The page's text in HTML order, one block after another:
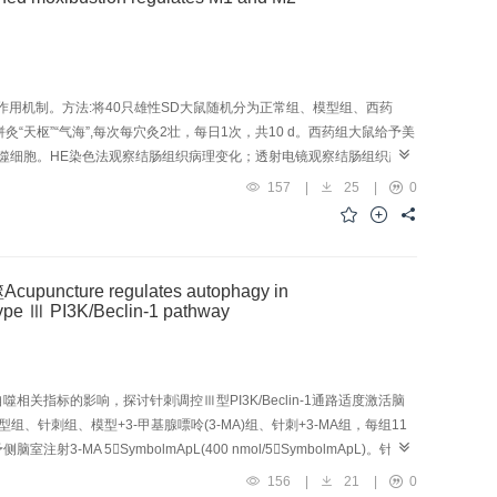
机制。方法:将40只雄性SD大鼠随机分为正常组、模型组、西药
天枢”“气海”,每次每穴灸2壮，每日1次，共10 d。西药组大鼠给予美
胞。HE染色法观察结肠组织病理变化；透射电镜观察结肠组织超微
死因子(TNF)-α的表达水平；流式细胞术检测结肠黏膜组织M1、M2
大鼠结肠组织呈现巨大溃疡及炎性表现，结肠上皮细胞连接疏松，细
膜TNF-α的表达，从而有效抑制肠道炎性反应。
157 25 0
regulates autophagy in
Ⅲ PI3K/Beclin-1 pathway
相关指标的影响，探讨针刺调控Ⅲ型PI3K/Beclin-1通路适度激活脑
、针刺组、模型+3-甲基腺嘌呤(3-MA)组、针刺+3-MA组，每组11
脑室注射3-MA 5SymbolmApL(400 nmol/5SymbolmApL)。针刺
2 h、干预后进行Garcia神经功能评分，干预后通过TTC染色法观察大
156 | 21 | 0